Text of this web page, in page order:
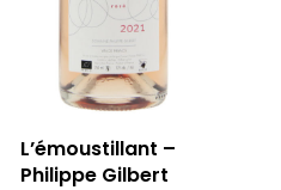
L’émoustillant –
Philippe Gilbert